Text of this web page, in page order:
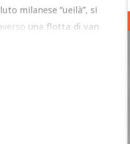
milanese “ueilà”, si
una flotta di van.